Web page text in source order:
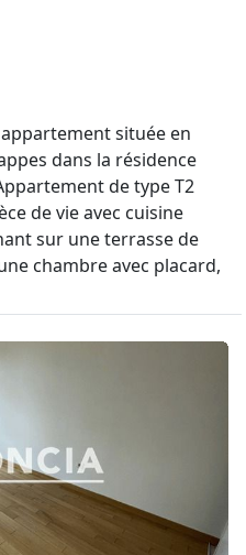
située en
dans la résidence
de type T2
de vie avec cuisine
sur une terrasse de
chambre avec placard,